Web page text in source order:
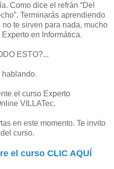
Como dice el refrán “Del
Terminarás aprendiendo
te sirven para nada, mucho
en Informática.
ESTO?...
hablando.
el curso Experto
VILLATec.
en este momento. Te invito
curso.
el curso CLIC AQUÍ